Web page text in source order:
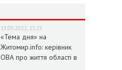
13.05.2022, 13:25
«Тема дня» на
Житомир.info: керівник
ОВА про життя області в